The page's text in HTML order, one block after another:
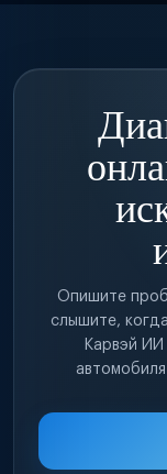
Опишите
слышите,
Карвэй